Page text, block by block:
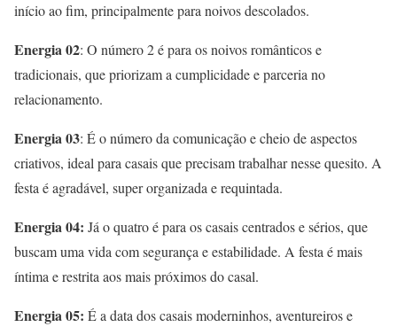
início ao fim, principalmente para noivos descolados.
Energia 02: O número 2 é para os noivos românticos e
tradicionais, que priorizam a cumplicidade e parceria no
relacionamento.
Energia 03: É o número da comunicação e cheio de aspectos
criativos, ideal para casais que precisam trabalhar nesse quesito. A
festa é agradável, super organizada e requintada.
Energia 04: Já o quatro é para os casais centrados e sérios, que
buscam uma vida com segurança e estabilidade. A festa é mais
íntima e restrita aos mais próximos do casal.
Energia 05: É a data dos casais moderninhos, aventureiros e